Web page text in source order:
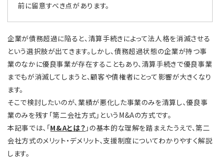
前に留意すべき点があります。
企業が債務超過に陥ると、清算手続きによって法人格を消滅させる
という選択肢が出てきます。しかし、債務超過状態の企業が持つ事
業のなかに優良事業が存在することもあり、清算手続きで優良事業
までもが消滅してしまうと、顧客や債権者にとって影響が大きくなり
ます。
そこで検討したいのが、業績が悪化した事業のみを清算し、優良事
業のみを残す「第二会社方式」というM&Aの方式です。
本記事では、「M&Aとは？ 」の基本的な理解を踏まえたうえで、第二
会社方式のメリット・デメリット、支援制度についてわかりやすく解説
します。